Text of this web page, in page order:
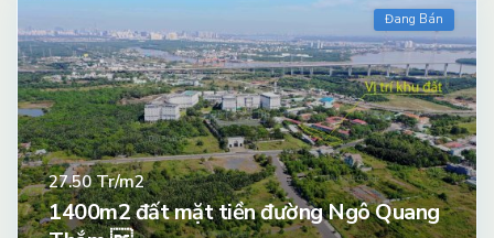
Đang Bán
27.50Tr/m2
1400m2 đất mặt tiền đường Ngô Quang